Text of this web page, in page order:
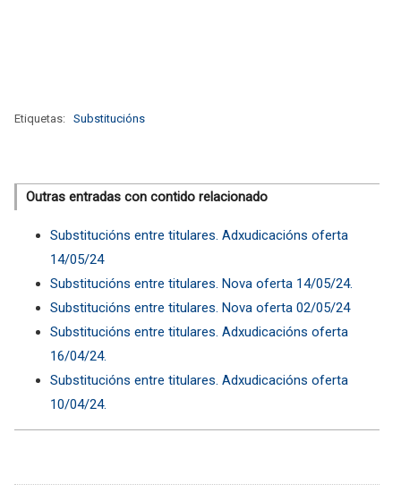
Etiquetas: Substitucións
Outras entradas con contido relacionado
Substitucións entre titulares. Adxudicacións oferta
14/05/24
Substitucións entre titulares. Nova oferta 14/05/24.
Substitucións entre titulares. Nova oferta 02/05/24
Substitucións entre titulares. Adxudicacións oferta
16/04/24.
Substitucións entre titulares. Adxudicacións oferta
10/04/24.